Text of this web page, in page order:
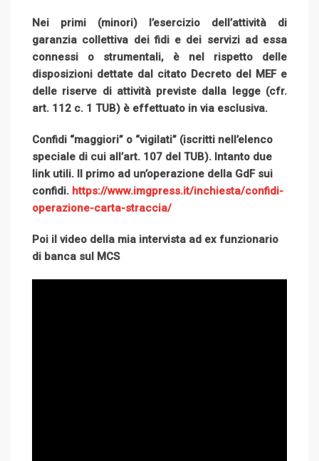
Nei primi (minori) l’esercizio dell’attività di
garanzia collettiva dei fidi e dei servizi ad essa
connessi o strumentali, è nel rispetto delle
disposizioni dettate dal citato Decreto del MEF e
delle riserve di attività previste dalla legge (cfr.
art. 112 c. 1 TUB) è effettuato in via esclusiva.
Confidi “maggiori” o “vigilati” (iscritti nell’elenco
speciale di cui all’art. 107 del TUB). Intanto due
link utili. Il primo ad un’operazione della GdF sui
confidi. https://www.imgpress.it/inchiesta/confidi-
operazione-carta-straccia/
Poi il video della mia intervista ad ex funzionario
di banca sul MCS